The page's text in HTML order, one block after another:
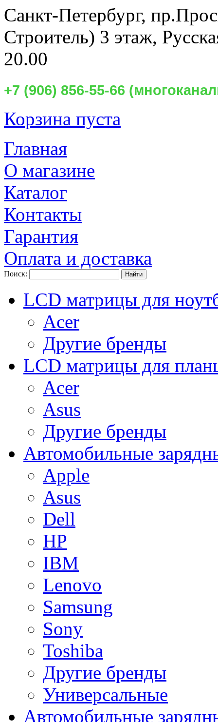
Санкт-Петербург,
Строитель) 3 этаж,
20.00
+7 (906) 856-55-66
Корзина пуста
Главная
О магазине
Каталог
Контакты
Гарантия
Оплата и доставка
Поиск:
LCD матрицы для
Acer
Другие бренды
LCD матрицы для
Acer
Asus
Другие бренды
Автомобильные
Apple
Asus
Dell
HP
IBM
Lenovo
Samsung
Sony
Toshiba
Другие бренды
Универсальные
Автомобильные